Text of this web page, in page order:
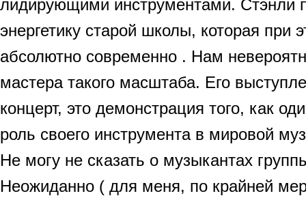
лидирующими инструментами. Стэнли
энергетику старой школы, которая при
абсолютно современно . Нам
мастера такого масштаба. Его
концерт, это демонстрация того, как
роль своего инструмента в мировой
Не могу не сказать о музыкантах
Неожиданно ( для меня, по крайней